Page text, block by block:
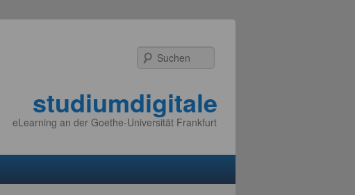
studiumdigitale
eLearning an der Goethe-Universität Frankfurt